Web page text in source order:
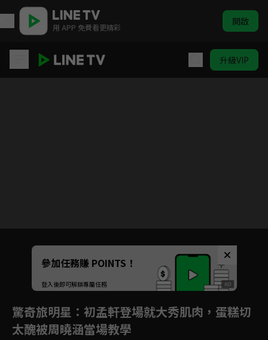
用 APP 免費看更精彩 開啟
升級VIP
Unmute
參加任務賺 POINTS！
登入後即可解鎖專屬任務
驚奇旅明星 ：初孟軒登場就大秀肌肉，蛋糕切
太醜被周曉涵當場教學